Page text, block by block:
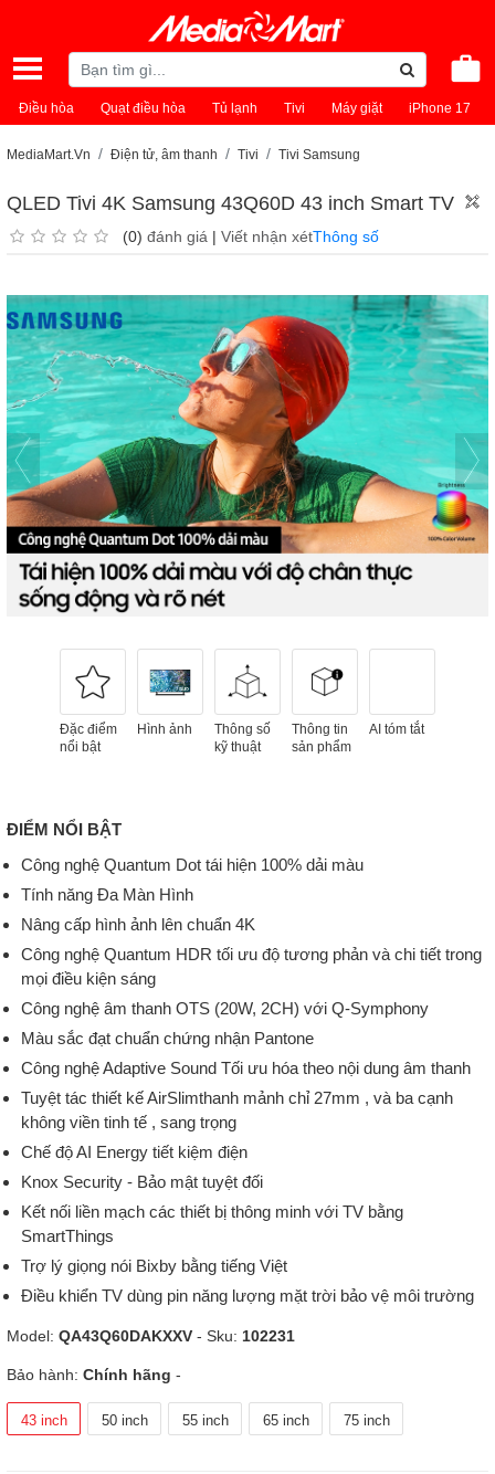
Điều hòa Quạt điều hòa Tủ lạnh Tivi Máy giặt iPhone 17
MediaMart.Vn Điện tử, âm thanh Tivi Tivi Samsung
QLED Tivi 4K Samsung 43Q60D 43 inch Smart TV
(0) đánh giá | Viết nhận xétThông số
Đặc điểm
nổi bật
Hình ảnh
Thông số
kỹ thuật
Thông tin
sản phẩm
AI tóm tắt
ĐIỂM NỔI BẬT
Công nghệ Quantum Dot tái hiện 100% dải màu
Tính năng Đa Màn Hình
Nâng cấp hình ảnh lên chuẩn 4K
Công nghệ Quantum HDR tối ưu độ tương phản và chi tiết trong
mọi điều kiện sáng
Công nghệ âm thanh OTS (20W, 2CH) với Q-Symphony
Màu sắc đạt chuẩn chứng nhận Pantone
Công nghệ Adaptive Sound Tối ưu hóa theo nội dung âm thanh
Tuyệt tác thiết kế AirSlimthanh mảnh chỉ 27mm , và ba cạnh
không viền tinh tế , sang trọng
Chế độ AI Energy tiết kiệm điện
Knox Security - Bảo mật tuyệt đối
Kết nối liền mạch các thiết bị thông minh với TV bằng
SmartThings
Trợ lý giọng nói Bixby bằng tiếng Việt
Điều khiển TV dùng pin năng lượng mặt trời bảo vệ môi trường
Model: QA43Q60DAKXXV - Sku: 102231
Bảo hành: Chính hãng -
43 inch 50 inch 55 inch 65 inch 75 inch